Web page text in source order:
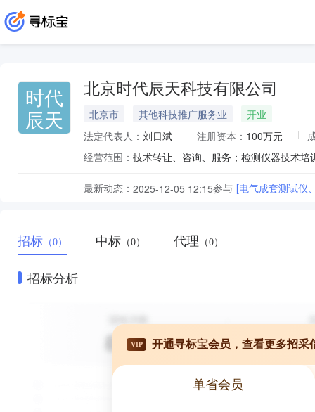
时代
辰天
北京时代辰天科技有限公司
北京市 其他科技推广服务业
开业
法定代表人： 刘日斌 注册资本： 100万元
经营范围：
最新动态： 2025-12-05 12:15参与 [电气成套测试仪
招标 （0） 中标 （0） 代理 （0）
招标分析
VIP 开通寻标宝会员，查看更多招采
单省会员